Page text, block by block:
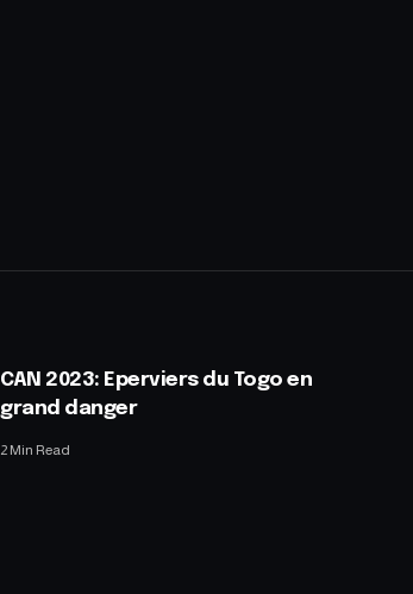
CAN 2023: Eperviers du Togo en
grand danger
2 Min Read